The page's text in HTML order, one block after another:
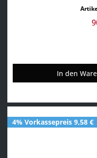
Tacos,
einsatzbereit durch
In den
4% Vorkassepreis 9,58 €